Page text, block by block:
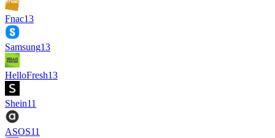
Fnac13
Samsung13
HelloFresh13
Shein11
ASOS11